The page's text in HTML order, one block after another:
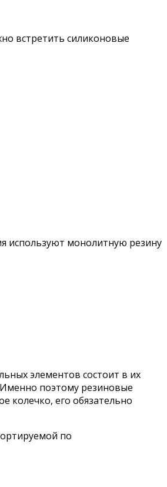
встретить силиконовые
используют монолитную резину
элементов состоит в их
Именно поэтому резиновые
колечко, его обязательно
по